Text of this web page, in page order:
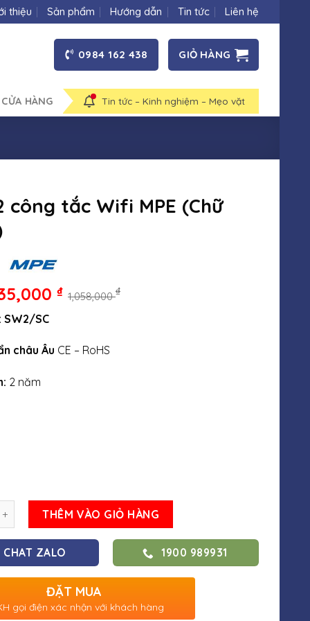
thiệu Sản phẩm Hướng dẫn Tin tức Liên hệ
0984 162 438 GIỎ HÀNG
HÀNG Tin tức – Kinh nghiệm – Mẹo vặt
công tắc Wifi MPE (Chữ
1,058,000₫
₫
SW2/SC
châu Âu CE – RoHS
2 năm
THÊM VÀO GIỎ HÀNG
CHAT ZALO 1900 989931
ĐẶT MUA
gọi điện xác nhận với khách hàng